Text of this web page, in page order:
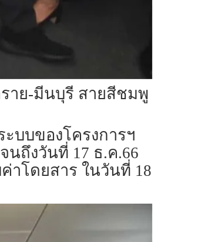
าย-มีนบุรี สายสีชมพู
บบของโครงการฯ
นถึงวันที่ 17 ธ.ค.66
าโดยสาร ในวันที่ 18